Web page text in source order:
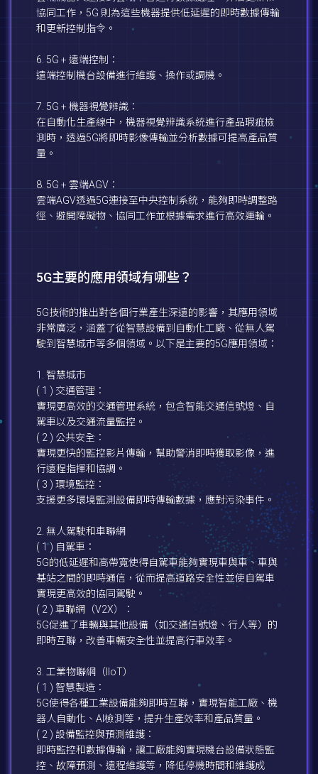
協同工作，5G 則為這些機器提供低延遲的即時數據傳輸
和更新控制指令。
6. 5G + 遠端控制：
遠端控制機台設備進行維護、操作或調機。
7. 5G + 機器視覺辨識：
在自動化生產線中，機器視覺辨識系統進行產品瑕疵檢
測時，透過5G將即時影像傳輸並分析數據可提高產品質
量。
8. 5G + 雲端AGV：
雲端AGV透過5G連接至中央控制系統，能夠即時調整路
徑、避開障礙物、協同工作並根據需求進行高效運輸。
5G主要的應用領域有哪些？
5G技術的推出對各個行業產生深遠的影響，其應用領域
非常廣泛，涵蓋了從智慧設備到自動化工廠、從無人駕
駛到智慧城市等多個領域。以下是主要的5G應用領域：
1. 智慧城市
( 1 ) 交通管理：
實現更高效的交通管理系統，包含智能交通信號燈、自
駕車以及交通流量監控。
( 2 ) 公共安全：
實現更快的監控影片傳輸，幫助警消即時獲取影像，進
行遠程指揮和協調。
( 3 ) 環境監控：
支援更多環境監測設備即時傳輸數據，應對污染事件。
2. 無人駕駛和車聯網
( 1 ) 自駕車：
5G的低延遲和高帶寬使得自駕車能夠實現車與車、車與
基站之間的即時通信，從而提高道路安全性並使自駕車
實現更高效的協同駕駛。
( 2 ) 車聯網（V2X）：
5G促進了車輛與其他設備（如交通信號燈、行人等）的
即時互聯，改善車輛安全性並提高行車效率。
3. 工業物聯網（IIoT）
( 1 ) 智慧製造：
5G使得各種工業設備能夠即時互聯，實現智能工廠、機
器人自動化、AI檢測等，提升生產效率和產品質量。
( 2 ) 設備監控與預測維護：
即時監控和數據傳輸，讓工廠能夠實現機台設備狀態監
控、故障預測、遠程維護等，降低停機時間和維護成